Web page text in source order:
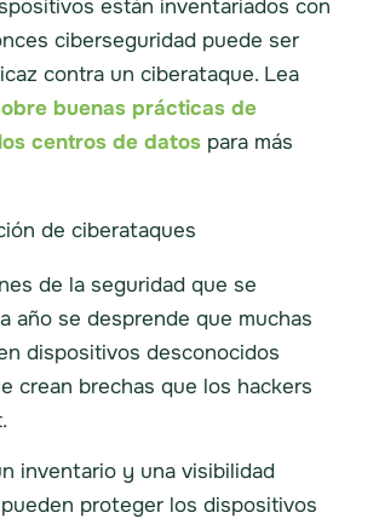
están inventariados con
ciberseguridad puede ser
contra un ciberataque. Lea
buenas prácticas de
centros de datos para más
de la seguridad que se
año se desprende que muchas
dispositivos desconocidos
crean brechas que los hackers
.
inventario y una visibilidad
proteger los dispositivos